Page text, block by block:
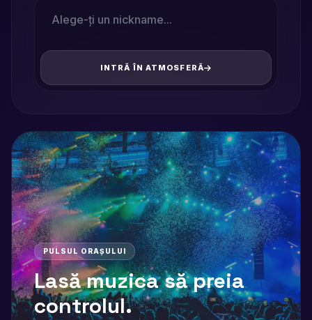
INTRĂ ÎN ATMOSFERĂ
PULSUL ORAȘULUI
Lasă muzica să preia
controlul.